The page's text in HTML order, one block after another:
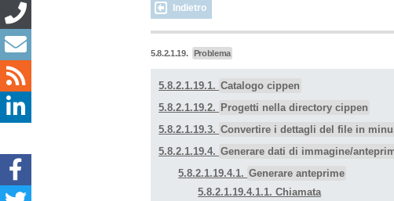
Indietro
5.8.2.1.19. Problema
5.8.2.1.19.1. Catalogo cippen
5.8.2.1.19.2. Progetti nella directory cippen
5.8.2.1.19.3. Convertire i dettagli del file in
5.8.2.1.19.4. Generare dati di immagine/
5.8.2.1.19.4.1. Generare anteprime
5.8.2.1.19.4.1.1. Chiamata